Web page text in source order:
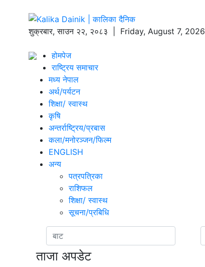
शुक्रबार,साउन २२, २०८३ | Friday, August 7, 2026
होमपेज
राष्ट्रिय समाचार
मध्य नेपाल
अर्थ/पर्यटन
शिक्षा/ स्वास्थ
कृषि
अन्तर्राष्ट्रिय/प्रबास
कला/मनोरञ्जन/फिल्म
ENGLISH
अन्य
पत्रपत्रिका
राशिफल
शिक्षा/ स्वास्थ
सूचना/प्रबिधि
ताजा अपडेट